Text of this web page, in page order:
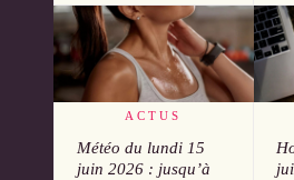
ACTUS
Météo du lundi 15
juin 2026 : jusqu’à